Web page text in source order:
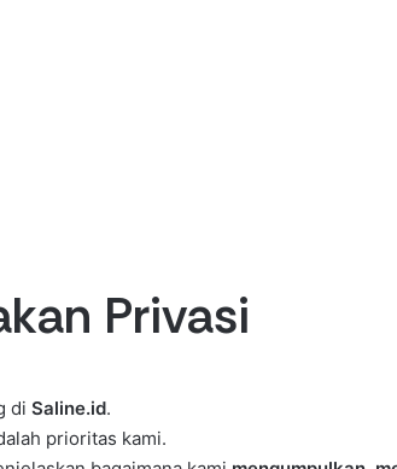
Privasi
di Saline.id.
prioritas kami.